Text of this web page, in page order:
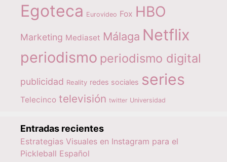
Egoteca Eurovideo Fox HBO
Marketing Mediaset Málaga Netflix
periodismo periodismo digital
publicidad Reality redes sociales series
Telecinco televisión twitter Universidad
Entradas recientes
Estrategias Visuales en Instagram para el
Pickleball Español